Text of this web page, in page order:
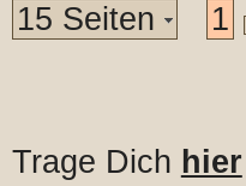
15 Seiten 1
Trage Dich hier